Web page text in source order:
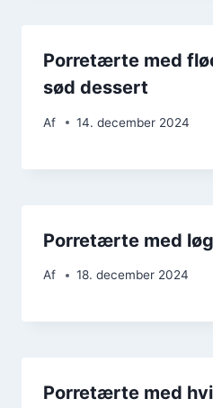
Porretærte med
sød dessert
Af 14. december 2024
Porretærte med
Af 18. december 2024
Porretærte med